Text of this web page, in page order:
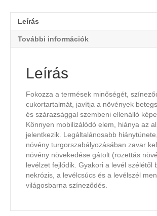
Leírás
További információk
Leírás
Fokozza a termések minőségét,
cukortartalmát, javítja a növények
és szárazsággal szembeni ellenálló
Könnyen mobilizálódó elem, hiánya az
jelentkezik. Legáltalánosabb
növény turgorszabályozásában zavar
növény növekedése gátolt (rozettás
levélzet fejlődik. Gyakori a levél szélétől
nekrózis, a levélcsúcs és a levélszél
világosbarna színeződés.